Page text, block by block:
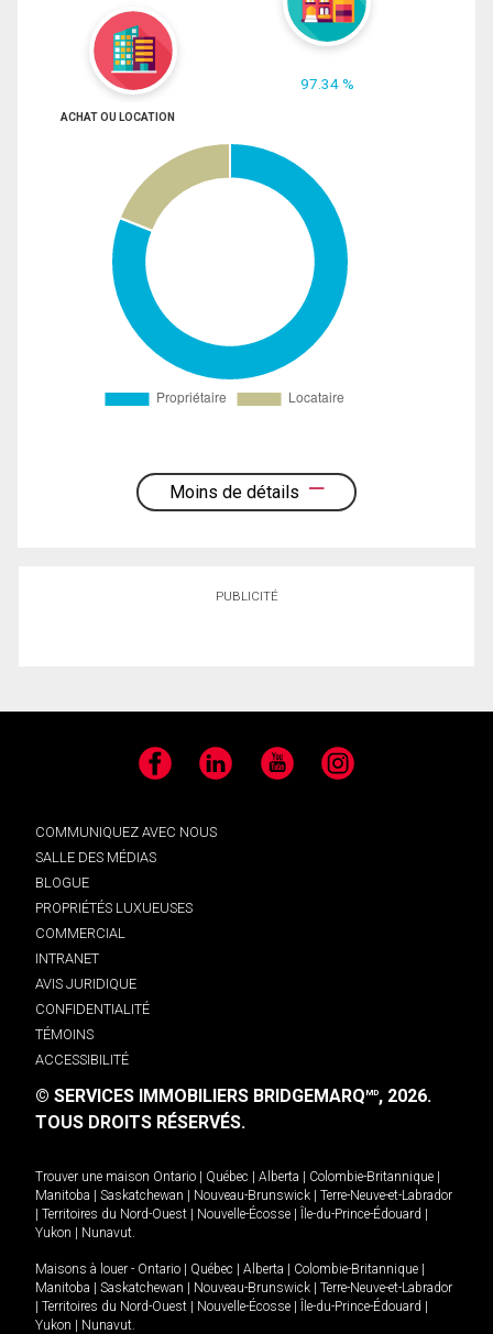
97.34 %
ACHAT OU LOCATION
Moins de détails
PUBLICITÉ
Facebook LinkedIn YouTube Instagram
COMMUNIQUEZ AVEC NOUS
SALLE DES MÉDIAS
BLOGUE
PROPRIÉTÉS LUXUEUSES
COMMERCIAL
INTRANET
AVIS JURIDIQUE
CONFIDENTIALITÉ
TÉMOINS
ACCESSIBILITÉ
© SERVICES IMMOBILIERS BRIDGEMARQMD, 2026.
TOUS DROITS RÉSERVÉS.
Trouver une maison Ontario | Québec | Alberta | Colombie-Britannique |
Manitoba | Saskatchewan | Nouveau-Brunswick | Terre-Neuve-et-Labrador
| Territoires du Nord-Ouest | Nouvelle-Écosse | Île-du-Prince-Édouard |
Yukon | Nunavut
Maisons à louer - Ontario | Québec | Alberta | Colombie-Britannique |
Manitoba | Saskatchewan | Nouveau-Brunswick | Terre-Neuve-et-Labrador
| Territoires du Nord-Ouest | Nouvelle-Écosse | Île-du-Prince-Édouard |
Yukon | Nunavut